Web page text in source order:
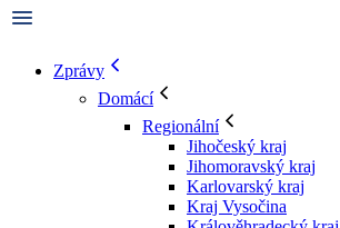
Zprávy
Domácí
Regionální
Jihočeský kraj
Jihomoravský kraj
Karlovarský kraj
Kraj Vysočina